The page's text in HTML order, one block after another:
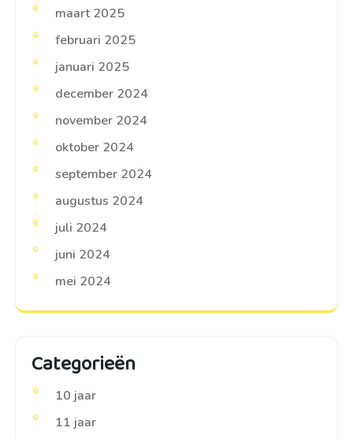
maart 2025
februari 2025
januari 2025
december 2024
november 2024
oktober 2024
september 2024
augustus 2024
juli 2024
juni 2024
mei 2024
Categorieën
10 jaar
11 jaar